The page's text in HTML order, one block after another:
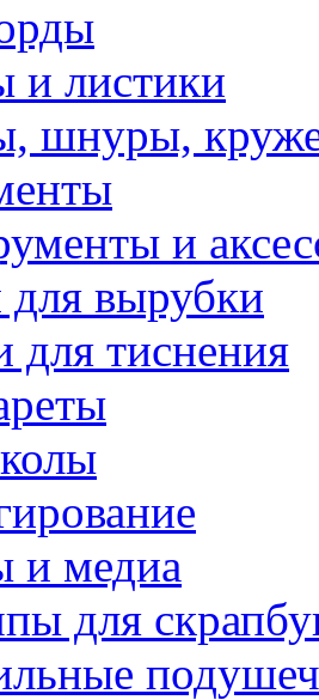
и листики
шнуры,
и
вырубки
для тиснения
медиа
для